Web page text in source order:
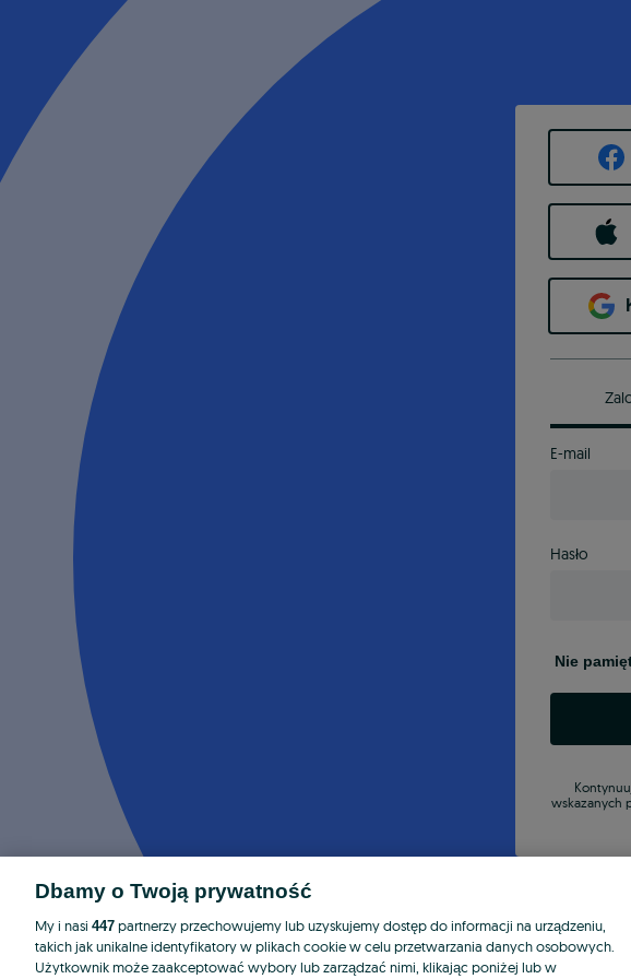
E-mail
Hasło
Nie
wskazanych
Dbamy o Twoją prywatność
My i nasi 447 partnerzy przechowujemy lub uzyskujemy dostęp do informacji na urządzeniu,
takich jak unikalne identyfikatory w plikach cookie w celu przetwarzania danych osobowych.
Użytkownik może zaakceptować wybory lub zarządzać nimi, klikając poniżej lub w